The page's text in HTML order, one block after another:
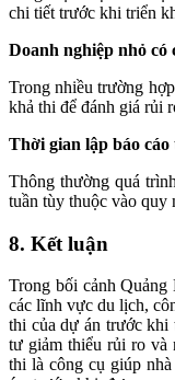
chi tiết trước khi triển
Doanh nghiệp nhỏ có
Trong nhiều trường
khả thi để đánh giá rủi
Thời gian lập báo
Thông thường quá
tuần tùy thuộc vào quy
8. Kết luận
Trong bối cảnh
các lĩnh vực du lịch,
thi của dự án trước khi
tư giảm thiểu rủi ro và
thi là công cụ giúp